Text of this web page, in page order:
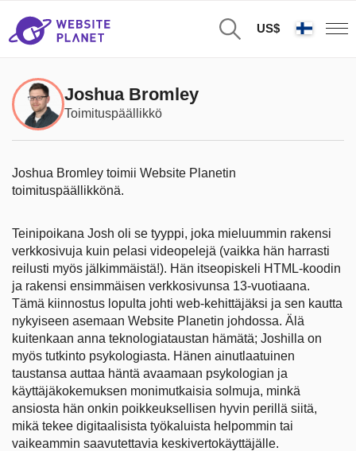
US$
Joshua Bromley
Toimituspäällikkö
Joshua Bromley toimii Website Planetin
toimituspäällikkönä.
Teinipoikana Josh oli se tyyppi, joka mieluummin rakensi
verkkosivuja kuin pelasi videopelejä (vaikka hän harrasti
reilusti myös jälkimmäistä!). Hän itseopiskeli HTML-koodin
ja rakensi ensimmäisen verkkosivunsa 13-vuotiaana.
Tämä kiinnostus lopulta johti web-kehittäjäksi ja sen kautta
nykyiseen asemaan Website Planetin johdossa. Älä
kuitenkaan anna teknologiataustan hämätä; Joshilla on
myös tutkinto psykologiasta. Hänen ainutlaatuinen
taustansa auttaa häntä avaamaan psykologian ja
käyttäjäkokemuksen monimutkaisia solmuja, minkä
ansiosta hän onkin poikkeuksellisen hyvin perillä siitä,
mikä tekee digitaalisista työkaluista helpommin tai
vaikeammin saavutettavia keskivertokäyttäjälle.